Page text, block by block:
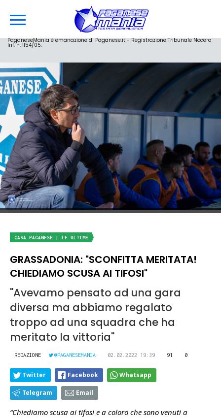
PaganeseMania è emanazione di Paganese.it - Registrazione Tribunale Nocera
Inf. n. 1154/05.
CASA PAGANESE | LE ULTIME
GRASSADONIA: "SCONFITTA MERITATA!
CHIEDIAMO SCUSA AI TIFOSI"
"Avevamo pensato ad una gara
diversa ma abbiamo regalato
troppo ad una squadra che ha
meritato la vittoria"
REDAZIONE @PAGANESEMANIA 02.02.2022 19:39 91 0
Twitter Facebook Whatsapp
Telegram Email
“Chiediamo scusa ai tifosi e a coloro che sono venuti a